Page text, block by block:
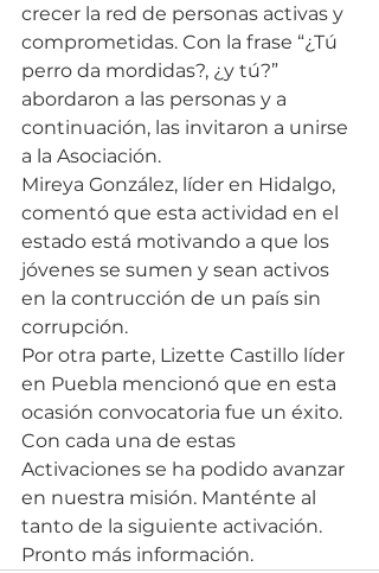
crecer la red de personas activas y
comprometidas. Con la frase “¿Tú
perro da mordidas?, ¿y tú?”
abordaron a las personas y a
continuación, las invitaron a unirse
a la Asociación.
Mireya González, líder en Hidalgo,
comentó que esta actividad en el
estado está motivando a que los
jóvenes se sumen y sean activos
en la contrucción de un país sin
corrupción.
Por otra parte, Lizette Castillo líder
en Puebla mencionó que en esta
ocasión convocatoria fue un éxito.
Con cada una de estas
Activaciones se ha podido avanzar
en nuestra misión. Manténte al
tanto de la siguiente activación.
Pronto más información.